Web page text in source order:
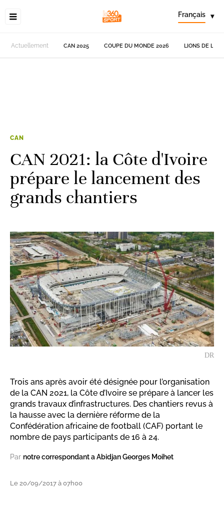
Français ▾
Actuellement CAN 2025 COUPE DU MONDE 2026 LIONS DE
CAN
CAN 2021: la Côte d'Ivoire
prépare le lancement des
grands chantiers
DR
Trois ans après avoir été désignée pour l’organisation
de la CAN 2021, la Côte d’Ivoire se prépare à lancer les
grands travaux d’infrastructures. Des chantiers revus à
la hausse avec la dernière réforme de la
Confédération africaine de football (CAF) portant le
nombre de pays participants de 16 à 24.
Par notre correspondant a Abidjan Georges Moihet
Le 20/09/2017 à 07h00